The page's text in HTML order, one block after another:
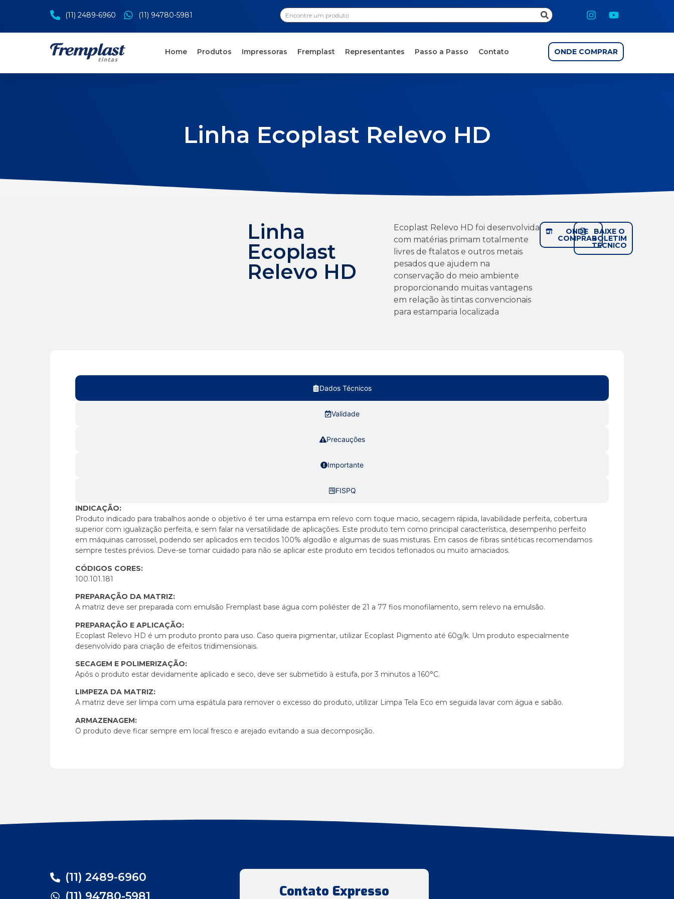
(11) 2489-6960 (11) 94780-5981
Home Produtos Impressoras Fremplast Representantes Passo a Passo Contato ONDE COMPRAR
Linha Ecoplast Relevo HD
Linha
Ecoplast
Relevo HD
Ecoplast Relevo HD foi desenvolvida
com matérias primam totalmente
livres de ftalatos e outros metais
pesados que ajudem na
conservação do meio ambiente
proporcionando muitas vantagens
em relação às tintas convencionais
para estamparia localizada
ONDE
COMPRAR
BAIXE O
BOLETIM
TÉCNICO
Dados Técnicos
Validade
Precauções
Importante
FISPQ
INDICAÇÃO:
Produto indicado para trabalhos aonde o objetivo é ter uma estampa em relevo com toque macio, secagem rápida, lavabilidade perfeita, cobertura
superior com igualização perfeita, e sem falar na versatilidade de aplicações. Este produto tem como principal característica, desempenho perfeito
em máquinas carrossel, podendo ser aplicados em tecidos 100% algodão e algumas de suas misturas. Em casos de fibras sintéticas recomendamos
sempre testes prévios. Deve-se tomar cuidado para não se aplicar este produto em tecidos teflonados ou muito amaciados.
CÓDIGOS CORES:
100.101.181
PREPARAÇÃO DA MATRIZ:
A matriz deve ser preparada com emulsão Fremplast base água com poliéster de 21 a 77 fios monofilamento, sem relevo na emulsão.
PREPARAÇÃO E APLICAÇÃO:
Ecoplast Relevo HD é um produto pronto para uso. Caso queira pigmentar, utilizar Ecoplast Pigmento até 60g/k. Um produto especialmente
desenvolvido para criação de efeitos tridimensionais.
SECAGEM E POLIMERIZAÇÃO:
Após o produto estar devidamente aplicado e seco, deve ser submetido à estufa, por 3 minutos a 160°C.
LIMPEZA DA MATRIZ:
A matriz deve ser limpa com uma espátula para remover o excesso do produto, utilizar Limpa Tela Eco em seguida lavar com água e sabão.
ARMAZENAGEM:
O produto deve ficar sempre em local fresco e arejado evitando a sua decomposição.
(11) 2489-6960
Contato Expresso